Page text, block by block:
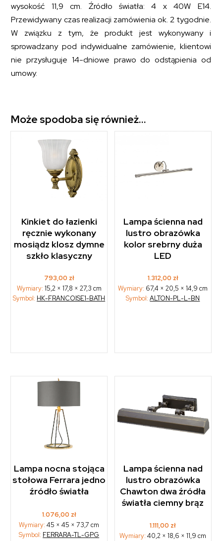
wysokość 11,9 cm. Źródło światła: 4 x 40W E14.
Przewidywany czas realizacji zamówienia ok. 2 tygodnie.
W związku z tym, że produkt jest wykonywany i
sprowadzany pod indywidualne zamówienie, klientowi
nie przysługuje 14-dniowe prawo do odstąpienia od
umowy.
Może spodoba się również…
Kinkiet do łazienki
ręcznie wykonany
mosiądz klosz dymne
szkło klasyczny
793,00 zł
Wymiary: 15,2 × 17,8 × 27,3 cm
Symbol: HK-FRANCOISE1-BATH
Lampa ścienna nad
lustro obrazówka
kolor srebrny duża
LED
1.312,00 zł
Wymiary: 67,4 × 20,5 × 14,9 cm
Symbol:ALTON-PL-L-BN
Lampa nocna stojąca
stołowa Ferrara jedno
źródło światła
1.076,00 zł
Wymiary:45 × 45 × 73,7 cm
Symbol: FERRARA-TL-GPG
Lampa ścienna nad
lustro obrazówka
Chawton dwa źródła
światła ciemny brąz
1.111,00 zł
Wymiary:40,2 × 18,6 × 11,9 cm